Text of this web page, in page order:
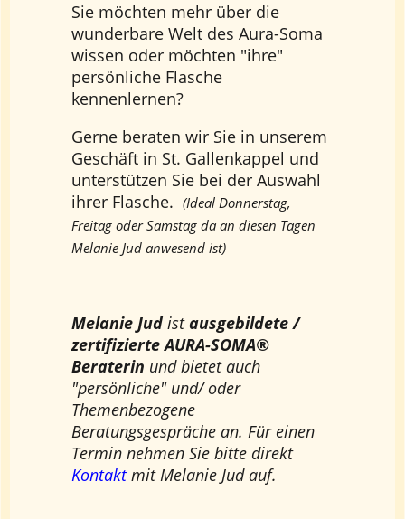
Sie möchten mehr über die
wunderbare Welt des Aura-Soma
wissen oder möchten "ihre"
persönliche Flasche
kennenlernen?
Gerne beraten wir Sie in unserem
Geschäft in St. Gallenkappel und
unterstützen Sie bei der Auswahl
ihrer Flasche. (Ideal Donnerstag,
Freitag oder Samstag da an diesen Tagen
Melanie Jud anwesend ist)
Melanie Jud istausgebildete /
zertifizierte AURA-SOMA®
Beraterin und bietet auch
"persönliche" und/ oder
Themenbezogene
Beratungsgespräche an. Für einen
Termin nehmen Sie bitte direkt
Kontaktmit Melanie Jud auf.